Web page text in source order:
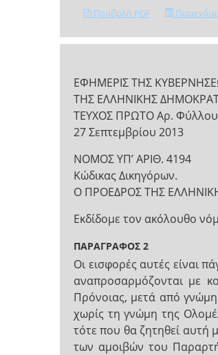
Προβολή PDF
ΕΦΗΜΕΡΙΣ ΤΗΣ
ΤΗΣ ΕΛΛΗΝΙΚΗΣ
ΤΕΥΧΟΣ ΠΡΩΤΟ Αρ.
27 Σεπτεμβρίου 2013
ΝΟΜΟΣ ΥΠ’ ΑΡΙΘ. 4194
Κώδικας Δικηγόρων.
Ο ΠΡΟΕΔΡΟΣ ΤΗΣ
Εκδίδομε τον ακόλουθο
ΠΑΡΑΓΡΑΦΟΣ 2
Οι εισφορές αυτές είναι
αναπροσαρμόζονται με
Πρόνοιας, μετά από
χωρίς τη γνώμη της
τότε που θα ζητηθεί αυτή
των αμοιβών του